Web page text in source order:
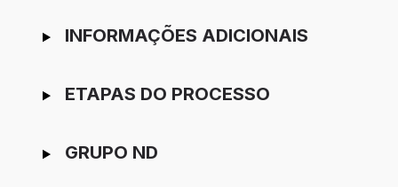
INFORMAÇÕES ADICIONAIS
ETAPAS DO PROCESSO
GRUPO ND